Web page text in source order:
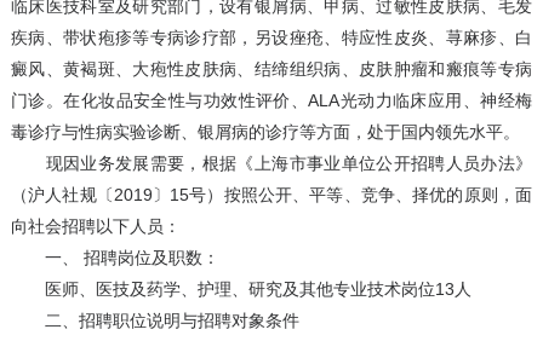
临床医技科室及研究部门，设有银屑病、甲病、过敏性皮肤病、毛发
疾病、带状疱疹等专病诊疗部，另设痤疮、特应性皮炎、荨麻疹、白
癜风、黄褐斑、大疱性皮肤病、结缔组织病、皮肤肿瘤和瘢痕等专病
门诊。在化妆品安全性与功效性评价、ALA光动力临床应用、神经梅
毒诊疗与性病实验诊断、银屑病的诊疗等方面，处于国内领先水平。
现因业务发展需要，根据《上海市事业单位公开招聘人员办法》
（沪人社规〔2019〕15号）按照公开、平等、竞争、择优的原则，面
向社会招聘以下人员：
一、 招聘岗位及职数：
医师、医技及药学、护理、研究及其他专业技术岗位13人
二、招聘职位说明与招聘对象条件